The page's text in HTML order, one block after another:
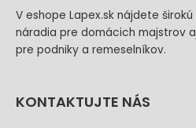
V eshope Lapex.sk nájdete
náradia pre domácich majstrov
pre podniky a remeselníkov.
KONTAKTUJTE NÁS